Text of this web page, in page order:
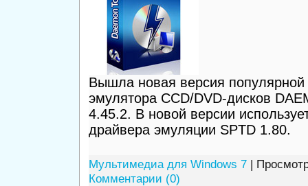
Вышла новая версия
эмулятора СCD/DVD-дисков
4.45.2. В новой версии
драйвера эмуляции SPTD 1.80.
Мультимедиа для Windows 7|
Комментарии (0)